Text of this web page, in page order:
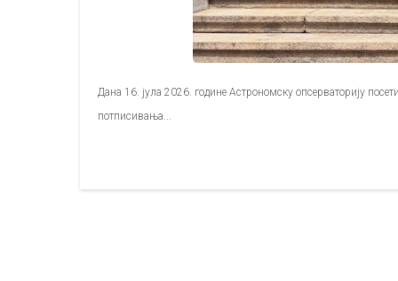
Дана 16. јула 2026. године Астрономску опсерваторију
потписивања...